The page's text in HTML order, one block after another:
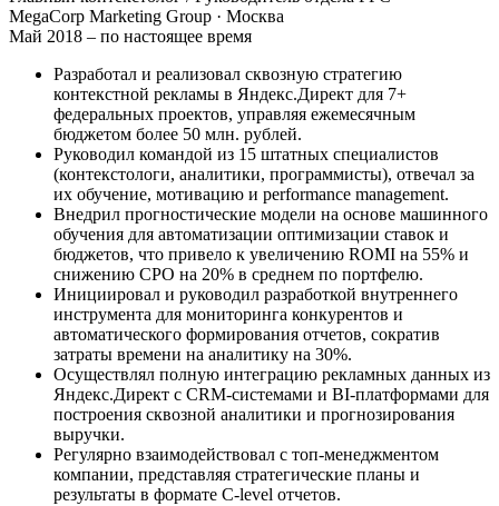
MegaCorp Marketing Group · Москва
Май 2018 – по настоящее время
Разработал и реализовал сквозную стратегию
контекстной рекламы в Яндекс.Директ для 7+
федеральных проектов, управляя ежемесячным
бюджетом более 50 млн. рублей.
Руководил командой из 15 штатных специалистов
(контекстологи, аналитики, программисты), отвечал за
их обучение, мотивацию и performance management.
Внедрил прогностические модели на основе машинного
обучения для автоматизации оптимизации ставок и
бюджетов, что привело к увеличению ROMI на 55% и
снижению CPO на 20% в среднем по портфелю.
Инициировал и руководил разработкой внутреннего
инструмента для мониторинга конкурентов и
автоматического формирования отчетов, сократив
затраты времени на аналитику на 30%.
Осуществлял полную интеграцию рекламных данных из
Яндекс.Директ с CRM-системами и BI-платформами для
построения сквозной аналитики и прогнозирования
выручки.
Регулярно взаимодействовал с топ-менеджментом
компании, представляя стратегические планы и
результаты в формате C-level отчетов.